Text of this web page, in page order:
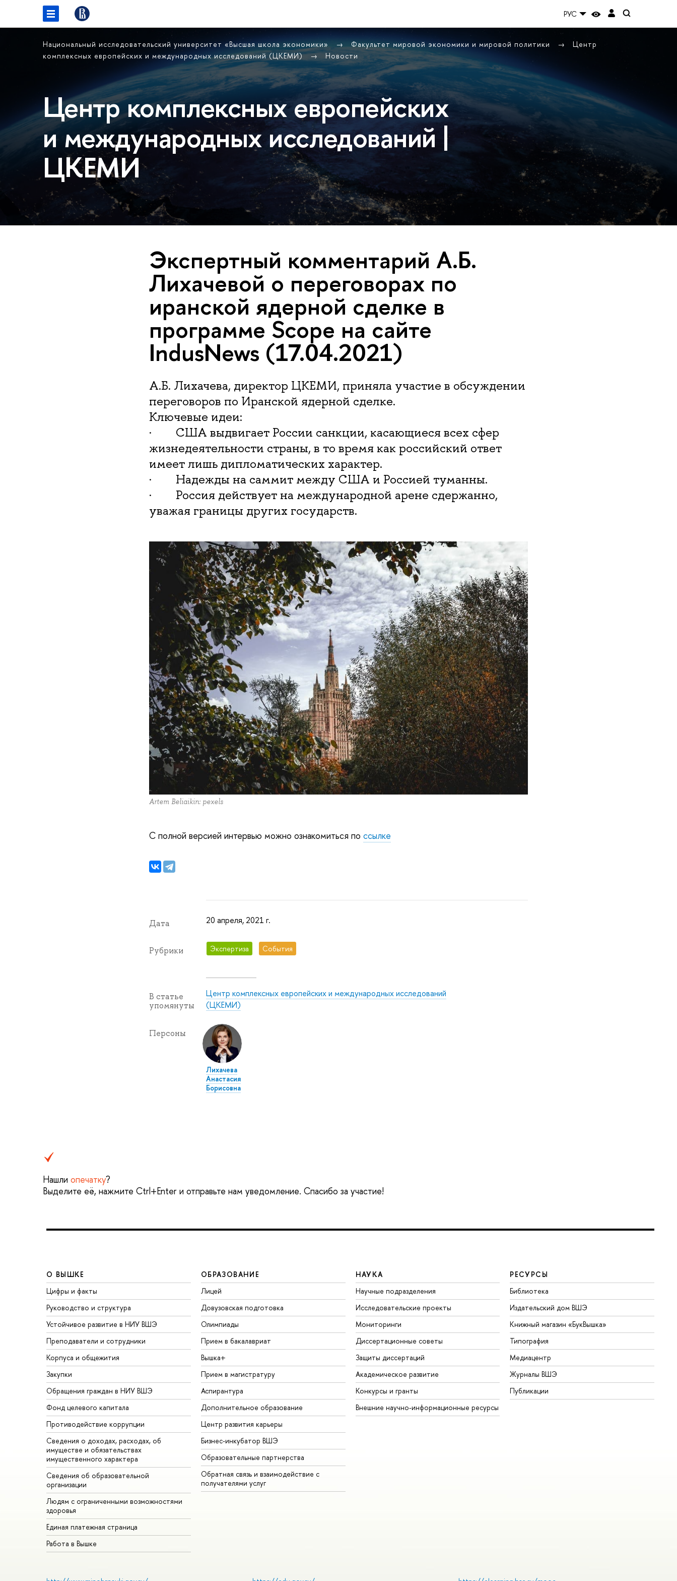
РУС
Национальный исследовательский университет «Высшая школа экономики» Факультет мировой экономики и мировой политики
Центр
комплексных европейских и международных исследований (ЦКЕМИ)
Новости
Центр комплексных европейских
и международных исследований |
ЦКЕМИ
Экспертный комментарий А.Б.
Лихачевой о переговорах по
иранской ядерной сделке в
программе Scope на сайте
IndusNews (17.04.2021)
А.Б. Лихачева, директор ЦКЕМИ, приняла участие в обсуждении
переговоров по Иранской ядерной сделке.
Ключевые идеи:
· США выдвигает России санкции, касающиеся всех сфер
жизнедеятельности страны, в то время как российский ответ
имеет лишь дипломатических характер.
· Надежды на саммит между США и Россией туманны.
· Россия действует на международной арене сдержанно,
уважая границы других государств.
Artem Beliaikin: pexels
С полной версией интервью можно ознакомиться по ссылке
Дата 20 апреля, 2021 г.
Рубрики Экспертиза События
В статье
упомянуты
Центр комплексных европейских и международных исследований
(ЦКЕМИ)
Персоны
Лихачева
Анастасия
Борисовна
Нашли опечатку?
Выделите её, нажмите Ctrl+Enter и отправьте нам уведомление. Спасибо за участие!
О ВЫШКЕ
Цифры и факты
Руководство и структура
Устойчивое развитие в НИУ ВШЭ
Преподаватели и сотрудники
Корпуса и общежития
Закупки
Обращения граждан в НИУ ВШЭ
Фонд целевого капитала
Противодействие коррупции
Сведения о доходах, расходах, об
имуществе и обязательствах
имущественного характера
Сведения об образовательной
организации
Людям с ограниченными возможностями
здоровья
Единая платежная страница
Работа в Вышке
ОБРАЗОВАНИЕ
Лицей
Довузовская подготовка
Олимпиады
Прием в бакалавриат
Вышка+
Прием в магистратуру
Аспирантура
Дополнительное образование
Центр развития карьеры
Бизнес-инкубатор ВШЭ
Образовательные партнерства
Обратная связь и взаимодействие с
получателями услуг
НАУКА
Научные подразделения
Исследовательские проекты
Мониторинги
Диссертационные советы
Защиты диссертаций
Академическое развитие
Конкурсы и гранты
Внешние научно-информационные ресурсы
РЕСУРСЫ
Библиотека
Издательский дом ВШЭ
Книжный магазин «БукВышка»
Типография
Медиацентр
Журналы ВШЭ
Публикации